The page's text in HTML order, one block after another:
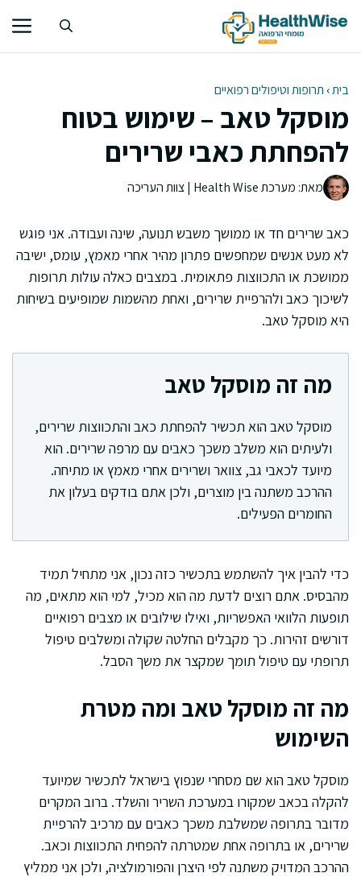
לתוכן
בית› תרופות וטיפולים רפואיים
מוסקל טאב – שימוש בטוח
להפחתת כאבי שרירים
מאת: מערכת Health Wise | צוות העריכה
כאב שרירים חד או ממושך משבש תנועה, שינה ועבודה. אני פוגש
לא מעט אנשים שמחפשים פתרון מהיר אחרי מאמץ, עומס, ישיבה
ממושכת או התכווצות פתאומית. במצבים כאלה עולות תרופות
לשיכוך כאב ולהרפיית שרירים, ואחת מהשמות שמופיעים בשיחות
היא מוסקל טאב.
מה זה מוסקל טאב
מוסקל טאב הוא תכשיר להפחתת כאב והתכווצות שרירים,
ולעיתים הוא משלב משכך כאבים עם מרפה שרירים. הוא
מיועד לכאבי גב, צוואר ושרירים אחרי מאמץ או מתיחה.
ההרכב משתנה בין מוצרים, ולכן אתם בודקים בעלון את
החומרים הפעילים.
כדי להבין איך להשתמש בתכשיר כזה נכון, אני מתחיל תמיד
מהבסיס. אתם רוצים לדעת מה הוא מכיל, למי הוא מתאים, מה
תופעות הלוואי האפשריות, ואילו שילובים או מצבים רפואיים
דורשים זהירות. כך מקבלים החלטה שקולה ומשלבים טיפול
תרופתי עם טיפול תומך שמקצר את משך הסבל.
מה זה מוסקל טאב ומה מטרת
השימוש
מוסקל טאב הוא שם מסחרי שנפוץ בישראל לתכשיר שמיועד
להקלה בכאב שמקורו במערכת השריר והשלד. ברוב המקרים
מדובר בתרופה שמשלבת משכך כאבים עם מרכיב להרפיית
שרירים, או בתרופה אחת שמטרתה להפחית התכווצות וכאב.
ההרכב המדויק משתנה לפי היצרן והפורמולציה, ולכן אני ממליץ